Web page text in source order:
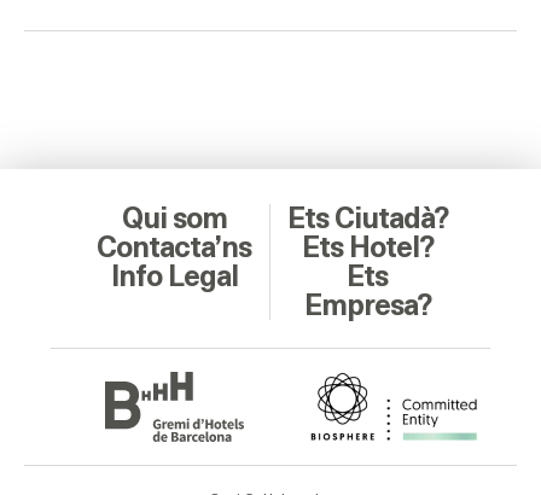
Qui som
Contacta’ns
Info Legal
Ets Ciutadà?
Ets Hotel?
Ets
Empresa?